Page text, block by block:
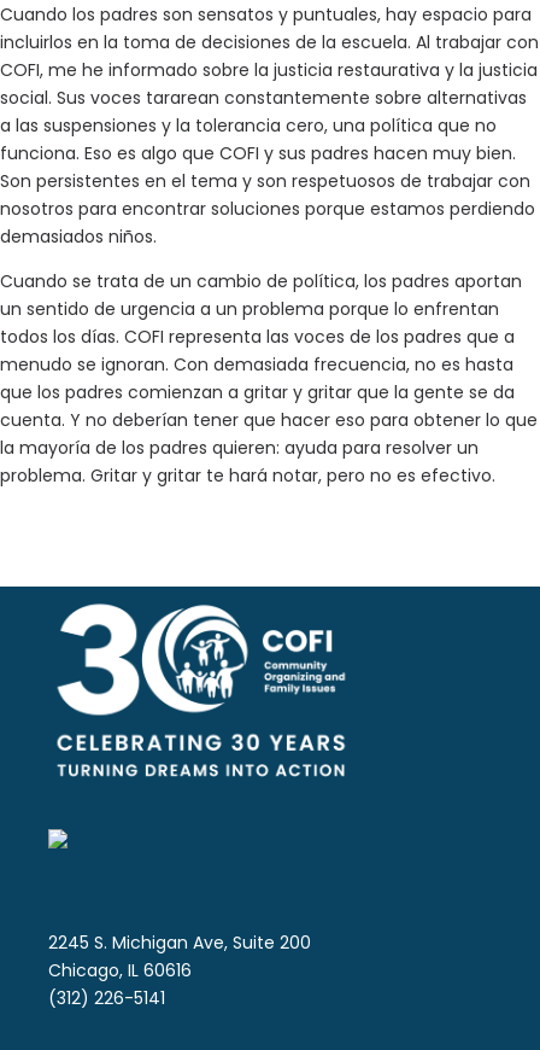
Cuando los padres son sensatos y puntuales, hay espacio para
incluirlos en la toma de decisiones de la escuela. Al trabajar con
COFI, me he informado sobre la justicia restaurativa y la justicia
social. Sus voces tararean constantemente sobre alternativas
a las suspensiones y la tolerancia cero, una política que no
funciona. Eso es algo que COFI y sus padres hacen muy bien.
Son persistentes en el tema y son respetuosos de trabajar con
nosotros para encontrar soluciones porque estamos perdiendo
demasiados niños.
Cuando se trata de un cambio de política, los padres aportan
un sentido de urgencia a un problema porque lo enfrentan
todos los días. COFI representa las voces de los padres que a
menudo se ignoran. Con demasiada frecuencia, no es hasta
que los padres comienzan a gritar y gritar que la gente se da
cuenta. Y no deberían tener que hacer eso para obtener lo que
la mayoría de los padres quieren: ayuda para resolver un
problema. Gritar y gritar te hará notar, pero no es efectivo.
2245 S. Michigan Ave, Suite 200
Chicago, IL 60616
(312) 226-5141